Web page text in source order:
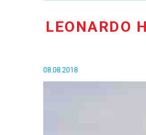
08.08.2018